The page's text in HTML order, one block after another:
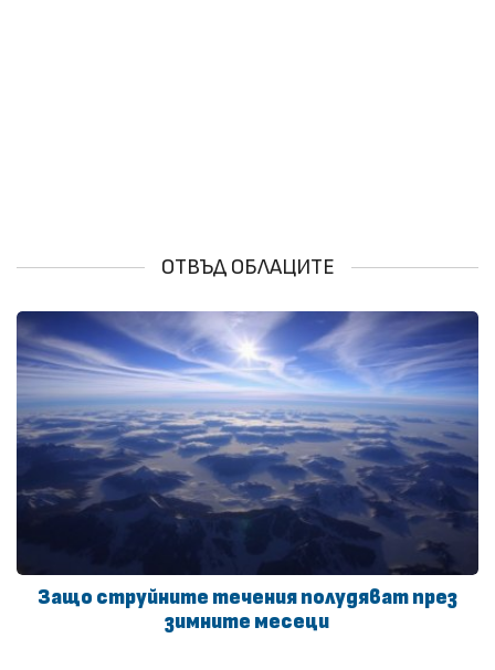
ОТВЪД ОБЛАЦИТЕ
Защо струйните течения полудяват през
зимните месеци